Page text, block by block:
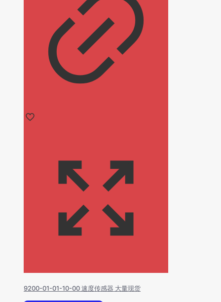
9200-01-01-10-00 速度传感器 大量现货